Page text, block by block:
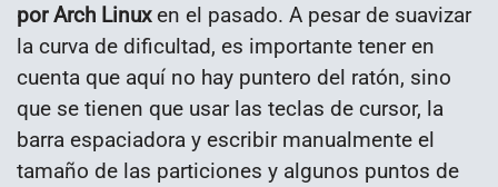
por Arch Linuxen el pasado. A pesar de suavizar
la curva de dificultad, es importante tener en
cuenta que aquí no hay puntero del ratón, sino
que se tienen que usar las teclas de cursor, la
barra espaciadora y escribir manualmente el
tamaño de las particiones y algunos puntos de